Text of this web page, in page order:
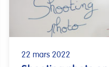
22 mars 2022